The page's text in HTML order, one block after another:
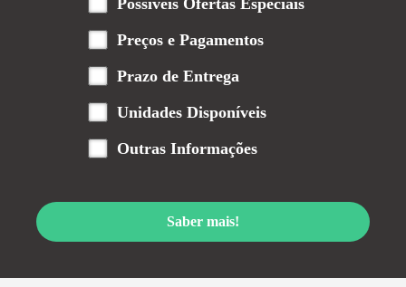
Possíveis Ofertas Especiais
Preços e Pagamentos
Prazo de Entrega
Unidades Disponíveis
Outras Informações
Saber mais!